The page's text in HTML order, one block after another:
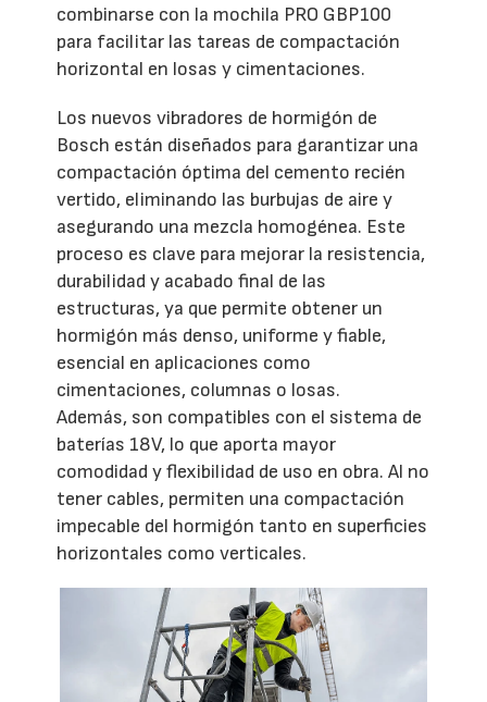
combinarse con la mochila PRO GBP100
para facilitar las tareas de compactación
horizontal en losas y cimentaciones.
Los nuevos vibradores de hormigón de
Bosch están diseñados para garantizar una
compactación óptima del cemento recién
vertido, eliminando las burbujas de aire y
asegurando una mezcla homogénea. Este
proceso es clave para mejorar la resistencia,
durabilidad y acabado final de las
estructuras, ya que permite obtener un
hormigón más denso, uniforme y fiable,
esencial en aplicaciones como
cimentaciones, columnas o losas.
Además, son compatibles con el sistema de
baterías 18V, lo que aporta mayor
comodidad y flexibilidad de uso en obra. Al no
tener cables, permiten una compactación
impecable del hormigón tanto en superficies
horizontales como verticales.